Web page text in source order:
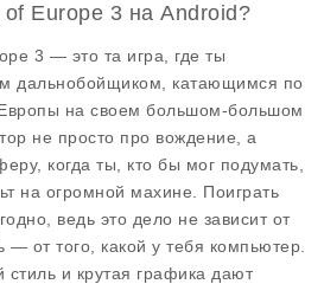
of Europe 3 на Android?
3 — это та игра, где ты
дальнобойщиком, катающимся по
на своем большом-большом
не просто про вождение, а
когда ты, кто бы мог подумать,
на огромной махине. Поиграть
ведь это дело не зависит от
— от того, какой у тебя компьютер.
стиль и крутая графика дают